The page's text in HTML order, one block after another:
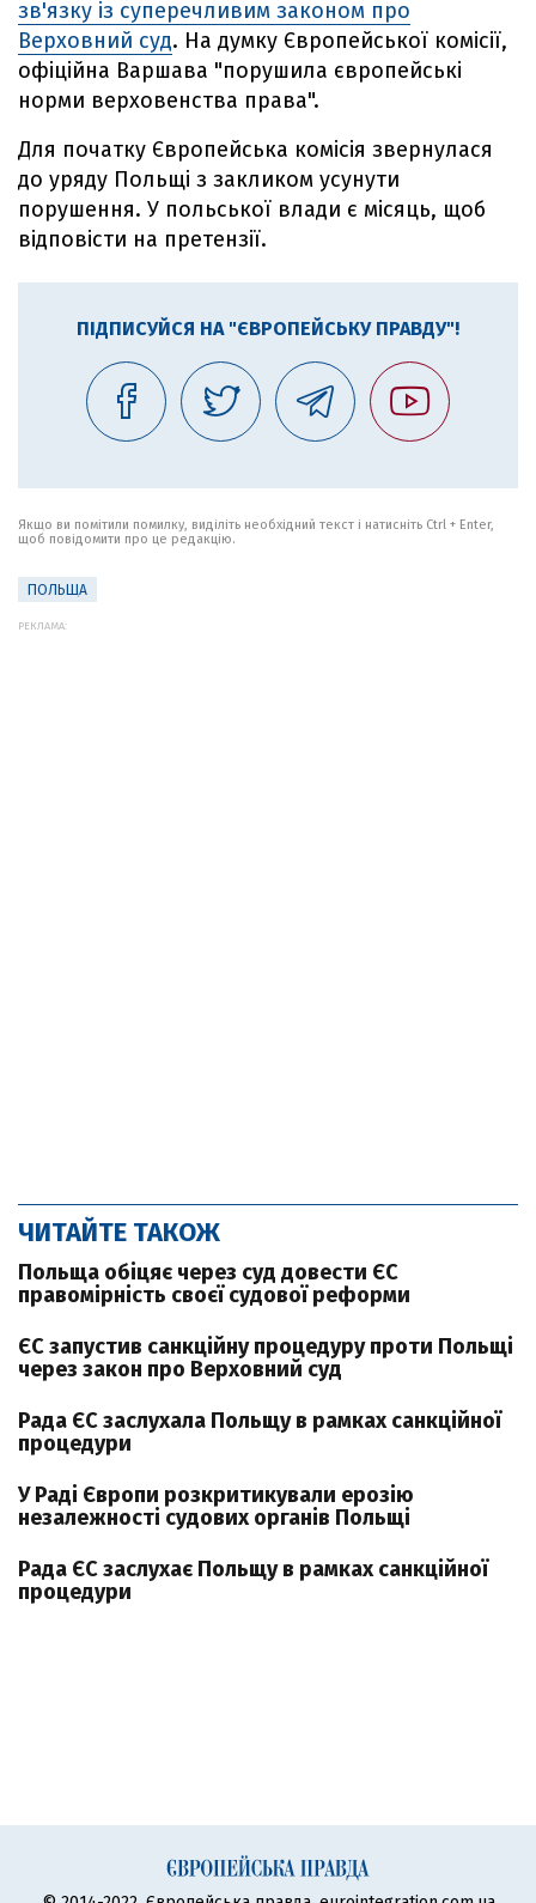
зв'язку із суперечливим законом про
Верховний суд. На думку Європейської комісії,
офіційна Варшава "порушила європейські
норми верховенства права".
Для початку Європейська комісія звернулася
до уряду Польщі з закликом усунути
порушення. У польської влади є місяць, щоб
відповісти на претензії.
ПІДПИСУЙСЯ НА "ЄВРОПЕЙСЬКУ ПРАВДУ"!
Якщо ви помітили помилку, виділіть необхідний текст і натисніть Ctrl + Enter,
щоб повідомити про це редакцію.
ПОЛЬЩА
РЕКЛАМА:
ЧИТАЙТЕ ТАКОЖ
Польща обіцяє через суд довести ЄС
правомірність своєї судової реформи
ЄС запустив санкційну процедуру проти Польщі
через закон про Верховний суд
Рада ЄС заслухала Польщу в рамках санкційної
процедури
У Раді Європи розкритикували ерозію
незалежності судових органів Польщі
Рада ЄС заслухає Польщу в рамках санкційної
процедури